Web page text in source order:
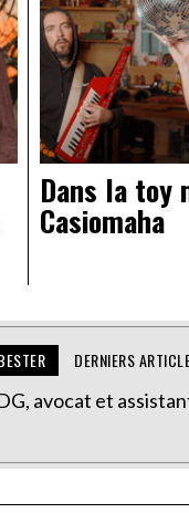
Dans la toy
Casiomaha
DERNIERS
avocat et